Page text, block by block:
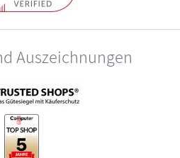
Auszeichnungen